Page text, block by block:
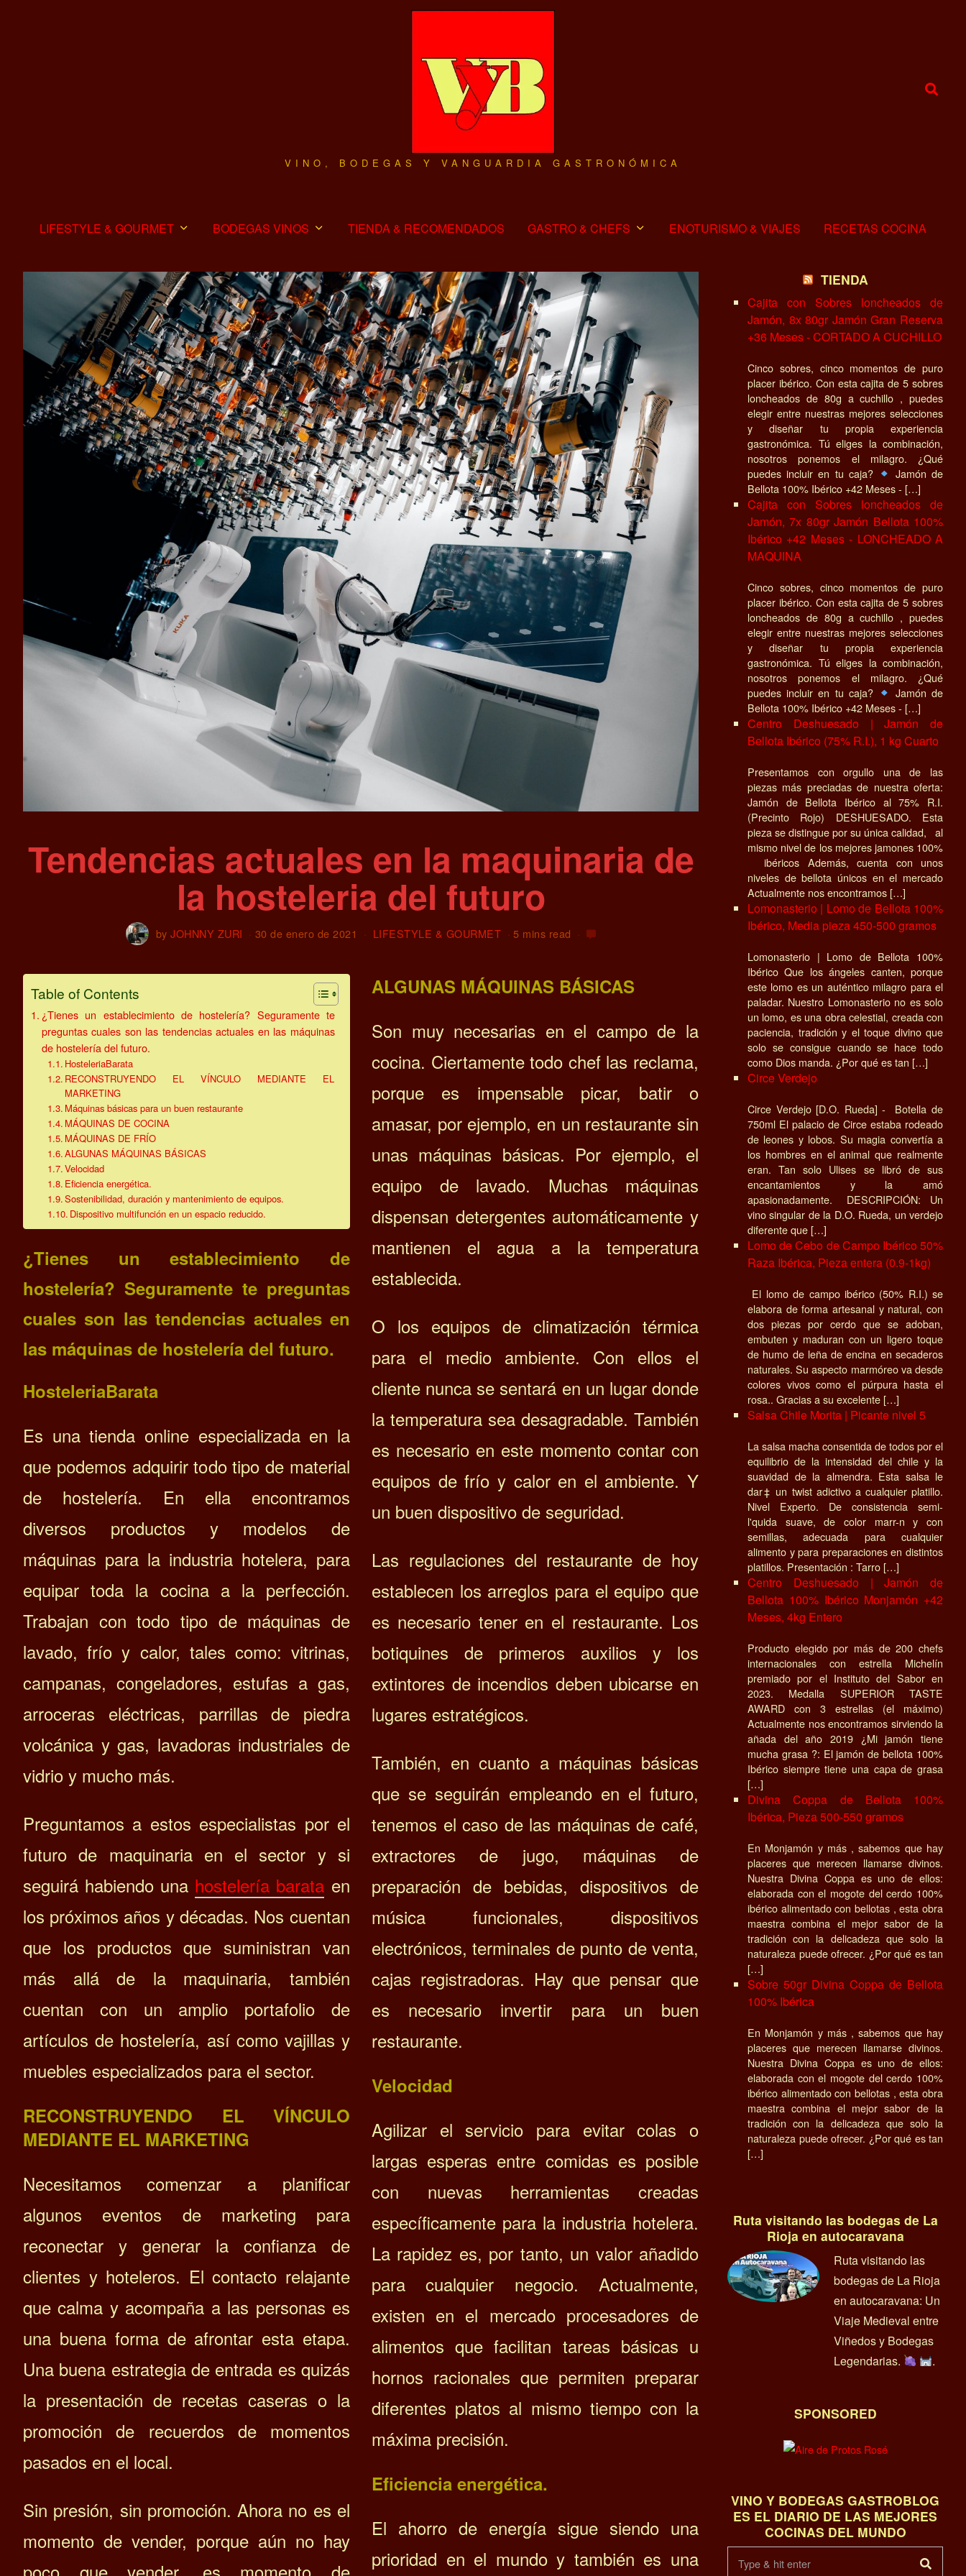
VINO, BODEGAS Y VANGUARDIA GASTRONÓMICA
LIFESTYLE & GOURMET BODEGAS VINOS TIENDA & RECOMENDADOS GASTRO & CHEFS ENOTURISMO & VIAJES RECETAS COCINA
Tendencias actuales en la maquinaria de
la hosteleria del futuro
byJOHNNY ZURI 30 de enero de 2021 LIFESTYLE & GOURMET 5 mins read
Table of Contents
¿Tienes un establecimiento de hostelería? Seguramente te
preguntas cuales son las tendencias actuales en las máquinas
de hostelería del futuro.
HosteleriaBarata
RECONSTRUYENDO EL VÍNCULO MEDIANTE EL
MARKETING
Máquinas básicas para un buen restaurante
MÁQUINAS DE COCINA
MÁQUINAS DE FRÍO
ALGUNAS MÁQUINAS BÁSICAS
Velocidad
Eficiencia energética.
Sostenibilidad, duración y mantenimiento de equipos.
Dispositivo multifunción en un espacio reducido.
¿Tienes un establecimiento de
hostelería? Seguramente te preguntas
cuales son las tendencias actuales en
las máquinas de hostelería del futuro.
HosteleriaBarata
Es una tienda online especializada en la
que podemos adquirir todo tipo de material
de hostelería. En ella encontramos
diversos productos y modelos de
máquinas para la industria hotelera, para
equipar toda la cocina a la perfección.
Trabajan con todo tipo de máquinas de
lavado, frío y calor, tales como: vitrinas,
campanas, congeladores, estufas a gas,
arroceras eléctricas, parrillas de piedra
volcánica y gas, lavadoras industriales de
vidrio y mucho más.
Preguntamos a estos especialistas por el
futuro de maquinaria en el sector y si
seguirá habiendo una hostelería barata en
los próximos años y décadas. Nos cuentan
que los productos que suministran van
más allá de la maquinaria, también
cuentan con un amplio portafolio de
artículos de hostelería, así como vajillas y
muebles especializados para el sector.
RECONSTRUYENDO EL VÍNCULO
MEDIANTE EL MARKETING
Necesitamos comenzar a planificar
algunos eventos de marketing para
reconectar y generar la confianza de
clientes y hoteleros. El contacto relajante
que calma y acompaña a las personas es
una buena forma de afrontar esta etapa.
Una buena estrategia de entrada es quizás
la presentación de recetas caseras o la
promoción de recuerdos de momentos
pasados ​​en el local.
Sin presión, sin promoción. Ahora no es el
momento de vender, porque aún no hay
ALGUNAS MÁQUINAS BÁSICAS
Son muy necesarias en el campo de la
cocina. Ciertamente todo chef las reclama,
porque es impensable picar, batir o
amasar, por ejemplo, en un restaurante sin
unas máquinas básicas. Por ejemplo, el
equipo de lavado. Muchas máquinas
dispensan detergentes automáticamente y
mantienen el agua a la temperatura
establecida.
O los equipos de climatización térmica
para el medio ambiente. Con ellos el
cliente nunca se sentará en un lugar donde
la temperatura sea desagradable. También
es necesario en este momento contar con
equipos de frío y calor en el ambiente. Y
un buen dispositivo de seguridad.
Las regulaciones del restaurante de hoy
establecen los arreglos para el equipo que
es necesario tener en el restaurante. Los
botiquines de primeros auxilios y los
extintores de incendios deben ubicarse en
lugares estratégicos.
También, en cuanto a máquinas básicas
que se seguirán empleando en el futuro,
tenemos el caso de las máquinas de café,
extractores de jugo, máquinas de
preparación de bebidas, dispositivos de
música funcionales, dispositivos
electrónicos, terminales de punto de venta,
cajas registradoras. Hay que pensar que
es necesario invertir para un buen
restaurante.
Velocidad
Agilizar el servicio para evitar colas o
largas esperas entre comidas es posible
con nuevas herramientas creadas
específicamente para la industria hotelera.
La rapidez es, por tanto, un valor añadido
para cualquier negocio. Actualmente,
existen en el mercado procesadores de
alimentos que facilitan tareas básicas u
hornos racionales que permiten preparar
diferentes platos al mismo tiempo con la
máxima precisión.
Eficiencia energética.
El ahorro de energía sigue siendo una
prioridad en el mundo y también es una
TIENDA
Cajita con Sobres loncheados de
Jamón, 8x 80gr Jamón Gran Reserva
+36 Meses - CORTADO A CUCHILLO
Cinco sobres, cinco momentos de puro
placer ibérico. Con esta cajita de 5 sobres
loncheados de 80g a cuchillo , puedes
elegir entre nuestras mejores selecciones
y diseñar tu propia experiencia
gastronómica. Tú eliges la combinación,
nosotros ponemos el milagro. ¿Qué
puedes incluir en tu caja?
Jamón de
Bellota 100% Ibérico +42 Meses - […]
Cajita con Sobres loncheados de
Jamón, 7x 80gr Jamón Bellota 100%
Ibérico +42 Meses - LONCHEADO A
MAQUINA
Cinco sobres, cinco momentos de puro
placer ibérico. Con esta cajita de 5 sobres
loncheados de 80g a cuchillo , puedes
elegir entre nuestras mejores selecciones
y diseñar tu propia experiencia
gastronómica. Tú eliges la combinación,
nosotros ponemos el milagro. ¿Qué
puedes incluir en tu caja?
Jamón de
Bellota 100% Ibérico +42 Meses - […]
Centro Deshuesado | Jamón de
Bellota Ibérico (75% R.I.), 1 kg Cuarto
Presentamos con orgullo una de las
piezas más preciadas de nuestra oferta:
Jamón de Bellota Ibérico al 75% R.I.
(Precinto Rojo) DESHUESADO. Esta
pieza se distingue por su única calidad, al
mismo nivel de los mejores jamones 100%
ibéricos Además, cuenta con unos
niveles de bellota únicos en el mercado
Actualmente nos encontramos […]
Lomonasterio | Lomo de Bellota 100%
Ibérico, Media pieza 450-500 gramos
Lomonasterio | Lomo de Bellota 100%
Ibérico Que los ángeles canten, porque
este lomo es un auténtico milagro para el
paladar. Nuestro Lomonasterio no es solo
un lomo, es una obra celestial, creada con
paciencia, tradición y el toque divino que
solo se consigue cuando se hace todo
como Dios manda. ¿Por qué es tan […]
Circe Verdejo
Circe Verdejo [D.O. Rueda] - Botella de
750ml El palacio de Circe estaba rodeado
de leones y lobos. Su magia convertía a
los hombres en el animal que realmente
eran. Tan solo Ulises se libró de sus
encantamientos y la amó
apasionadamente. DESCRIPCIÓN: Un
vino singular de la D.O. Rueda, un verdejo
diferente que […]
Lomo de Cebo de Campo Ibérico 50%
Raza Ibérica, Pieza entera (0.9-1kg)
El lomo de campo ibérico (50% R.I.) se
elabora de forma artesanal y natural, con
dos piezas por cerdo que se adoban,
embuten y maduran con un ligero toque
de humo de leña de encina en secaderos
naturales. Su aspecto marmóreo va desde
colores vivos como el púrpura hasta el
rosa.. Gracias a su excelente […]
Salsa Chile Morita | Picante nivel 5
La salsa macha consentida de todos por el
equilibrio de la intensidad del chile y la
suavidad de la almendra. Esta salsa le
dar‡ un twist adictivo a cualquier platillo.
Nivel Experto. De consistencia semi-
l'quida suave, de color marr-n y con
semillas, adecuada para cualquier
alimento y para preparaciones en distintos
platillos. Presentación : Tarro […]
Centro Deshuesado | Jamón de
Bellota 100% Ibérico Monjamón +42
Meses, 4kg Entero
Producto elegido por más de 200 chefs
internacionales con estrella Michelín
premiado por el Instituto del Sabor en
2023. Medalla SUPERIOR TASTE
AWARD con 3 estrellas (el máximo)
Actualmente nos encontramos sirviendo la
añada del año 2019 ¿Mi jamón tiene
mucha grasa ?: El jamón de bellota 100%
Ibérico siempre tiene una capa de grasa
[…]
Divina Coppa de Bellota 100%
Ibérica, Pieza 500-550 gramos
En Monjamón y más , sabemos que hay
placeres que merecen llamarse divinos.
Nuestra Divina Coppa es uno de ellos:
elaborada con el mogote del cerdo 100%
ibérico alimentado con bellotas , esta obra
maestra combina el mejor sabor de la
tradición con la delicadeza que solo la
naturaleza puede ofrecer. ¿Por qué es tan
[…]
Sobre 50gr Divina Coppa de Bellota
100% Ibérica
En Monjamón y más , sabemos que hay
placeres que merecen llamarse divinos.
Nuestra Divina Coppa es uno de ellos:
elaborada con el mogote del cerdo 100%
ibérico alimentado con bellotas , esta obra
maestra combina el mejor sabor de la
tradición con la delicadeza que solo la
naturaleza puede ofrecer. ¿Por qué es tan
[…]
Ruta visitando las bodegas de La
Rioja en autocaravana
Ruta visitando las
bodegas de La Rioja
en autocaravana: Un
Viaje Medieval entre
Viñedos y Bodegas
Legendarias.
.
SPONSORED
VINO Y BODEGAS GASTROBLOG
ES EL DIARIO DE LAS MEJORES
COCINAS DEL MUNDO